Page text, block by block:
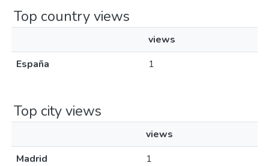
Top country views
views
España
1
Top city views
views
Madrid
1